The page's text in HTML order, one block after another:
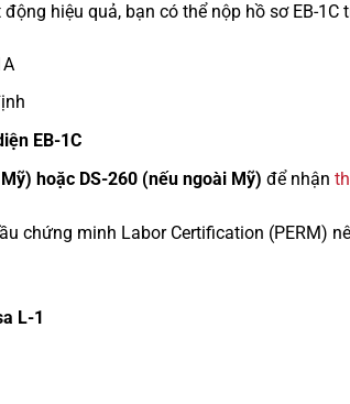
hiệu quả, bạn có thể nộp hồ sơ EB-
EB-1C
hoặc DS-260 (nếu ngoài Mỹ) để nhận
chứng minh Labor Certification (PERM)
L-1